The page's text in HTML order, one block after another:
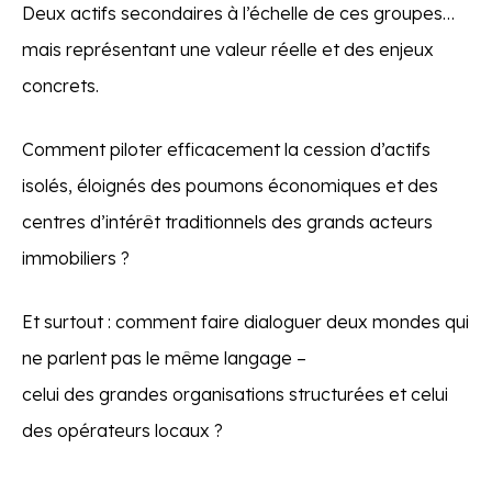
Deux actifs secondaires à l’échelle de ces groupes…
mais représentant une valeur réelle et des enjeux
concrets.
Comment piloter efficacement la cession d’actifs
isolés, éloignés des poumons économiques et des
centres d’intérêt traditionnels des grands acteurs
immobiliers ?
Et surtout : comment faire dialoguer deux mondes qui
ne parlent pas le même langage –
celui des grandes organisations structurées et celui
des opérateurs locaux ?